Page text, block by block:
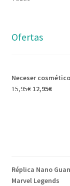
Ofertas
Neceser
15,95€ El
12,95€El
Réplica Nano
Marvel Legends